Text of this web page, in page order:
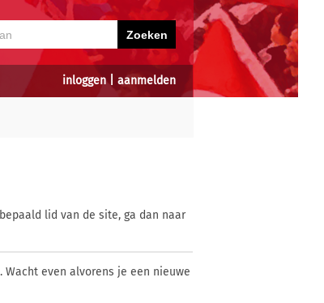
inloggen| aanmelden
lid van de site, ga dan naar
Wacht even alvorens je een nieuwe